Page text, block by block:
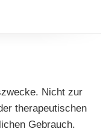
Nicht zur
therapeutischen
Gebrauch.